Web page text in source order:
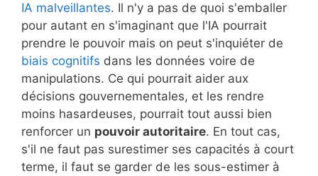
IA malveillantes. Il n'y a pas de quoi s'emballer
pour autant en s'imaginant que l'IA pourrait
prendre le pouvoir mais on peut s'inquiéter de
biais cognitifs dans les données voire de
manipulations. Ce qui pourrait aider aux
décisions gouvernementales, et les rendre
moins hasardeuses, pourrait tout aussi bien
renforcer un pouvoir autoritaire. En tout cas,
s'il ne faut pas surestimer ses capacités à court
terme, il faut se garder de les sous-estimer à